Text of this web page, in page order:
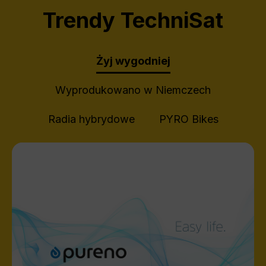
Trendy TechniSat
Żyj wygodniej
Wyprodukowano w Niemczech
Radia hybrydowe PYRO Bikes